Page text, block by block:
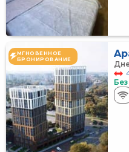
МГНОВЕННОЕ
БРОНИРОВАНИЕ